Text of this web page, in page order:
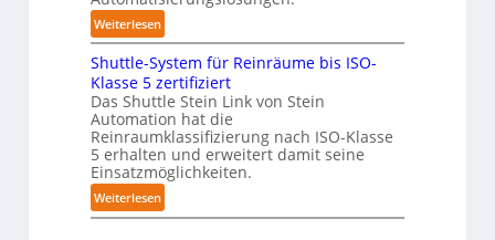
g
e
ü
r
T
a
u
c
h
g
s
r
e
f
f
2
0
2
6
l
i
n
g
-
S
y
s
t
e
Weiterlesen:
K
o
m
p
a
k
t
e
s
Shuttle-System für Reinräume bis ISO-
Klasse 5 zertifiziert
Das Shuttle Stein Link von Stein
Automation hat die
Reinraumklassifizierung nach ISO-Klasse
5 erhalten und erweitert damit seine
Einsatzmöglichkeiten.
Weiterlesen:
S